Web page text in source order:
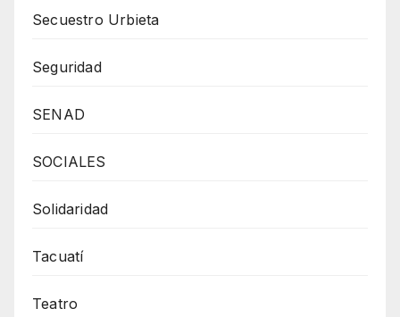
Secuestro Urbieta
Seguridad
SENAD
SOCIALES
Solidaridad
Tacuatí
Teatro